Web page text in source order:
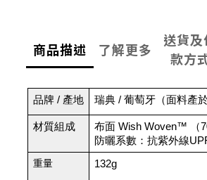
商品描述 了解更多
送貨及
款方
品牌 / 產地 瑞典 / 葡萄牙（面料產於
材質組成
布面 Wish Woven™ （
防曬系數：抗紫外線
重量 132g